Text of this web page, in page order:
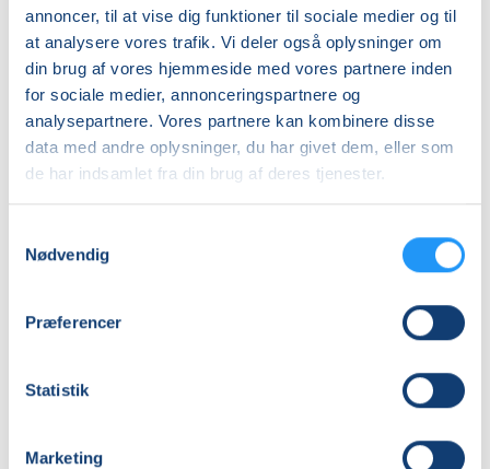
annoncer, til at vise dig funktioner til sociale medier og til
at analysere vores trafik. Vi deler også oplysninger om
din brug af vores hjemmeside med vores partnere inden
for sociale medier, annonceringspartnere og
analysepartnere. Vores partnere kan kombinere disse
data med andre oplysninger, du har givet dem, eller som
de har indsamlet fra din brug af deres tjenester.
Nødvendig
Præferencer
Statistik
Marketing
tirsdag 01.09.2026, kl. 17.00 - 18.00
Sidste mødegang
tirsdag 15.12.2026, kl. 17.00 - 18.00
Antal mødegange
15mødegange
Hadsund(Salen)
Praktiske oplysninger
Mødegange